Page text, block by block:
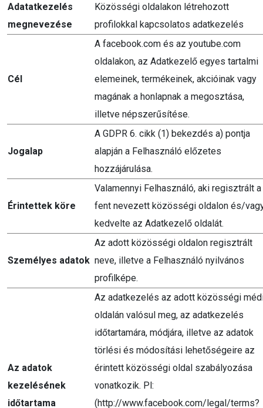
Adatatkezelés
megnevezése
Közösségi oldalakon létrehozott
profilokkal kapcsolatos adatkezelés
Cél
A facebook.com és az youtube.com
oldalakon, az Adatkezelő egyes tartalmi
elemeinek, termékeinek, akcióinak vagy
magának a honlapnak a megosztása,
illetve népszerűsítése.
Jogalap
A GDPR 6. cikk (1) bekezdés a) pontja
alapján a Felhasználó előzetes
hozzájárulása.
Érintettek köre
Valamennyi Felhasználó, aki regisztrált a
fent nevezett közösségi oldalon és/
kedvelte az Adatkezelő oldalát.
Személyes adatok
Az adott közösségi oldalon regisztrált
neve, illetve a Felhasználó nyilvános
profilképe.
Az adatok
kezelésének
időtartama
Az adatkezelés az adott közösségi
oldalán valósul meg, az adatkezelés
időtartamára, módjára, illetve az adatok
törlési és módosítási lehetőségeire az
érintett közösségi oldal szabályozása
vonatkozik. Pl:
(http://www.facebook.com/legal/terms?